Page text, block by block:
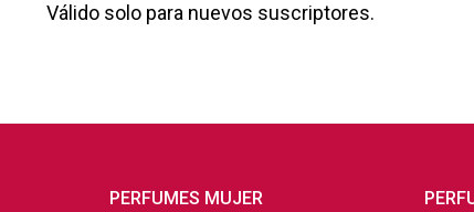
Válido solo para nuevos suscriptores.
PERFUMES MUJER